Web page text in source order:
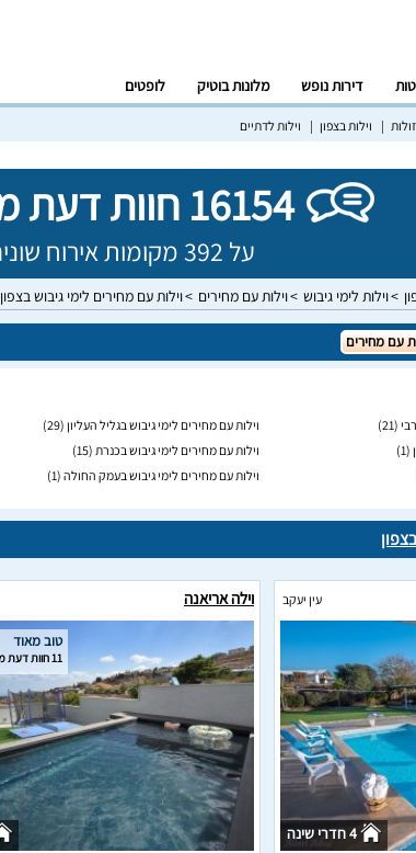
דירות נופש מלונות בוטיק לופטים
וילות בצפון וילות לדתיים
16154 חוות דעת מאומתות!
על 392 מקומות אירוח שונים בישראל
וילות לימי גיבוש וילות עם מחירים וילות עם מחירים לימי גיבוש בצפון
עם מחירים
(21) וילות עם מחירים לימי גיבוש בגליל העליון (29)
(1) וילות עם מחירים לימי גיבוש בכנרת (15)
וילות עם מחירים לימי גיבוש בעמק החולה (1)
עין יעקב
4 חדרי שינה
וילה אריאנה
טוב מאוד
11 חוות דעת מאומתות